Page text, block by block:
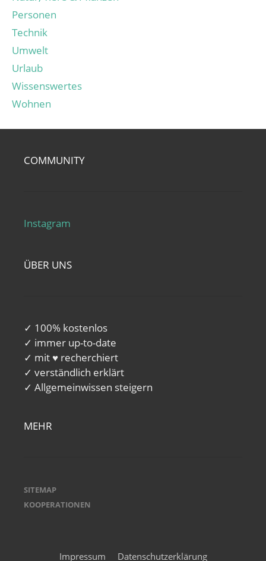
Personen
Technik
Umwelt
Urlaub
Wissenswertes
Wohnen
COMMUNITY
Instagram
ÜBER UNS
✓ 100% kostenlos
✓ immer up-to-date
✓ mit ♥ recherchiert
✓ verständlich erklärt
✓ Allgemeinwissen steigern
MEHR
SITEMAP
KOOPERATIONEN
Impressum Datenschutzerklärung